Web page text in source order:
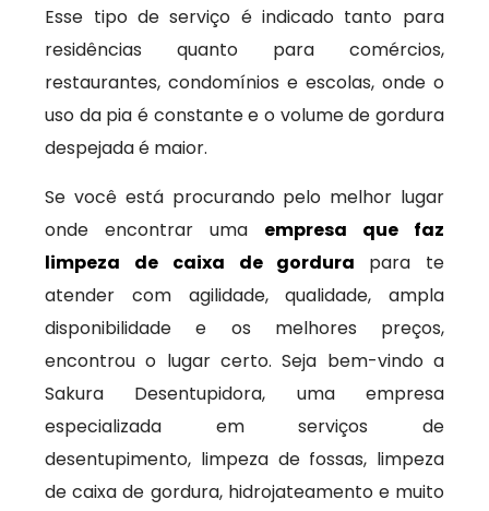
Esse tipo de serviço é indicado tanto para
residências quanto para comércios,
restaurantes, condomínios e escolas, onde o
uso da pia é constante e o volume de gordura
despejada é maior.
Se você está procurando pelo melhor lugar
onde encontrar uma empresa que faz
limpeza de caixa de gordura para te
atender com agilidade, qualidade, ampla
disponibilidade e os melhores preços,
encontrou o lugar certo. Seja bem-vindo a
Sakura Desentupidora, uma empresa
especializada em serviços de
desentupimento, limpeza de fossas, limpeza
de caixa de gordura, hidrojateamento e muito